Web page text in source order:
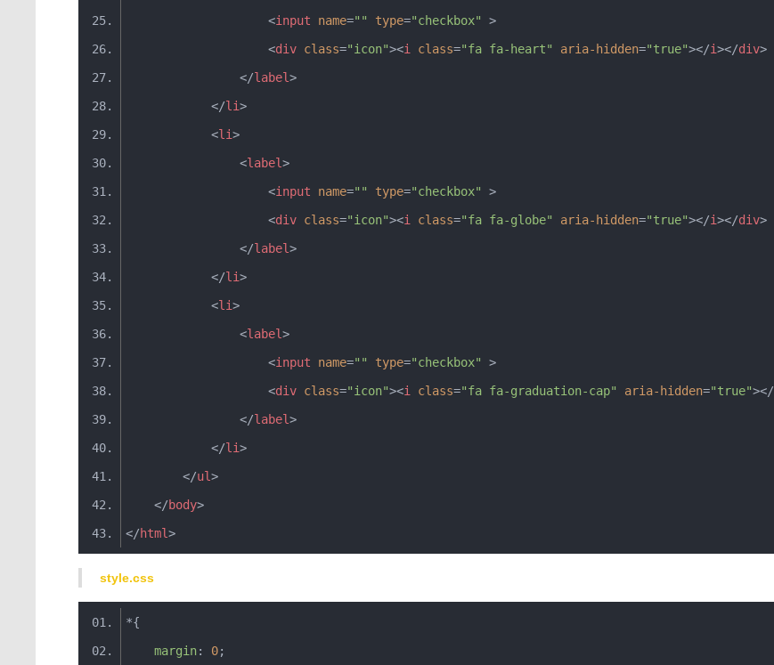
<input name="" type="checkbox"
>
<div class="icon"><i class="fa fa-heart" aria-hidden="true"></i></div>
</label>
</li>
<li>
<label>
<input name="" type="checkbox"
>
<div class="icon"><i class="fa fa-globe" aria-hidden="true"></i></div>
</label>
</li>
<li>
<label>
<input name="" type="checkbox"
>
<div class="icon"><i class="fa fa-graduation-cap" aria-hidden="true"></
</label>
</li>
</ul>
</body>
</html>
style.css
*{
margin: 0;